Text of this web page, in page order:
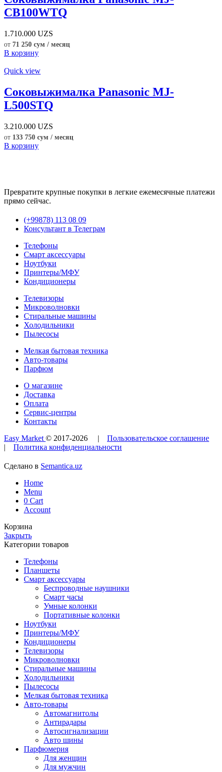
CB100WTQ
1.710.000 UZS
от 71 250 сум / месяц
В корзину
Quick view
Соковыжималка Panasonic MJ-
L500STQ
3.210.000 UZS
от 133 750 сум / месяц
В корзину
Превратите крупные покупки в легкие ежемесячные платежи
прямо сейчас.
(+99878) 113 08 09
Консультант в Телеграм
Телефоны
Смарт аксессуары
Ноутбуки
Принтеры/МФУ
Кондиционеры
Телевизоры
Микроволновки
Стиральные машины
Холодильники
Пылесосы
Мелкая бытовая техника
Авто-товары
Парфюм
О магазине
Доставка
Оплата
Сервис-центры
Контакты
Easy Market © 2017-2026 | Пользовательское соглашение
| Политика конфиденциальности
Сделано в Semantica.uz
Home
Menu
0 Cart
Account
Корзина
Закрыть
Категории товаров
Телефоны
Планшеты
Смарт аксессуары
Беспроводные наушники
Смарт часы
Умные колонки
Портативные колонки
Ноутбуки
Принтеры/МФУ
Кондиционеры
Телевизоры
Микроволновки
Стиральные машины
Холодильники
Пылесосы
Мелкая бытовая техника
Авто-товары
Автомагнитолы
Антирадары
Автосигнализации
Авто шины
Парфюмерия
Для женщин
Для мужчин